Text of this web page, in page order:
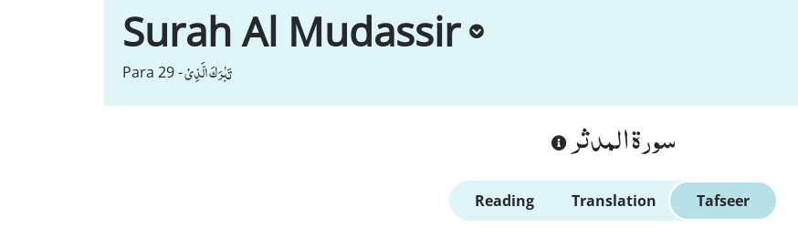
Surah Al Mudassir
Para 29 -تَبٰرَكَ الَّذِیْ
سورة المدثر
Reading Translation Tafseer